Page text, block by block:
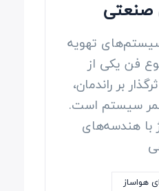
صنعتی
تهویه
فن یکی از
بر راندمان،
سیستم است.
با هندسه‌های
هواساز